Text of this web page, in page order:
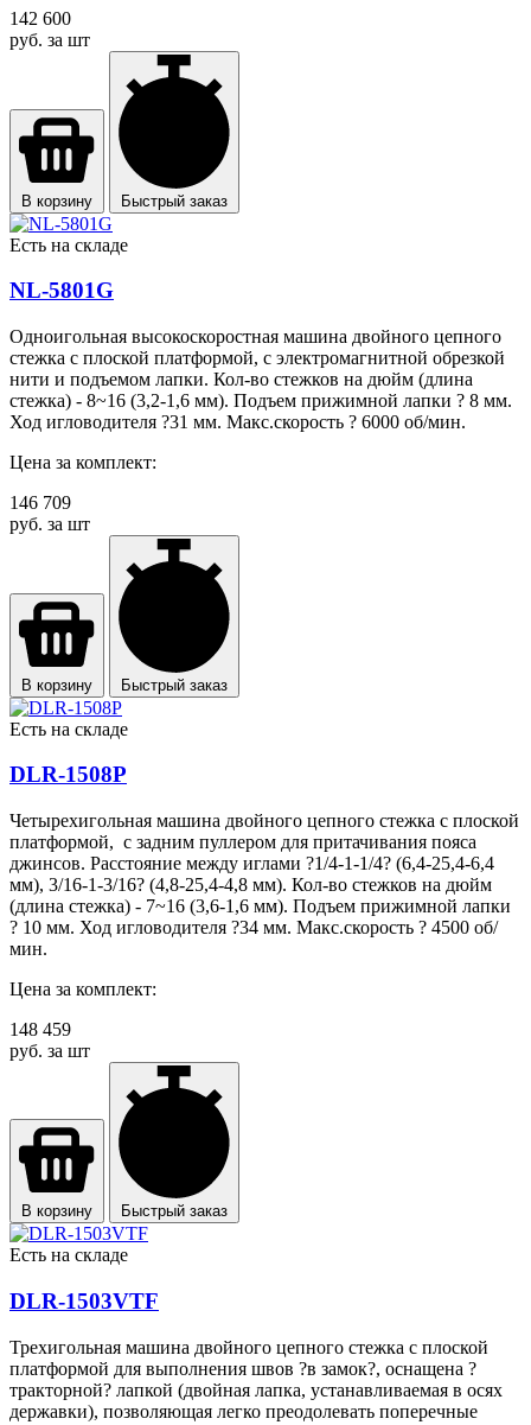
142 600
руб. за шт
В корзину Быстрый заказ
Есть на складе
NL-5801G
Одноигольная высокоскоростная машина двойного цепного
стежка с плоской платформой, с электромагнитной обрезкой
нити и подъемом лапки. Кол-во стежков на дюйм (длина
стежка) - 8~16 (3,2-1,6 мм). Подъем прижимной лапки ? 8 мм.
Ход игловодителя ?31 мм. Макс.скорость ? 6000 об/мин.
Цена за комплект:
146 709
руб. за шт
В корзину Быстрый заказ
Есть на складе
DLR-1508P
Четырехигольная машина двойного цепного стежка с плоской
платформой, с задним пуллером для притачивания пояса
джинсов. Расстояние между иглами ?1/4-1-1/4? (6,4-25,4-6,4
мм), 3/16-1-3/16? (4,8-25,4-4,8 мм). Кол-во стежков на дюйм
(длина стежка) - 7~16 (3,6-1,6 мм). Подъем прижимной лапки
? 10 мм. Ход игловодителя ?34 мм. Макс.скорость ? 4500 об/
мин.
Цена за комплект:
148 459
руб. за шт
В корзину Быстрый заказ
Есть на складе
DLR-1503VTF
Трехигольная машина двойного цепного стежка с плоской
платформой для выполнения швов ?в замок?, оснащена ?
тракторной? лапкой (двойная лапка, устанавливаемая в осях
державки), позволяющая легко преодолевать поперечные